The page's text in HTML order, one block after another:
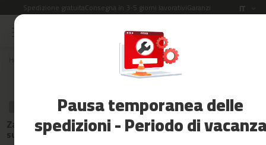
Pausa temporanea delle
spedizioni - Periodo di
Spedizione gratuitaConsegna in 3-5 giorni lavorativiGaranzia di 2 anni
Salta
al
Lingua
IT
Pilates
RECAMBIOS PADEL SURF
Zaino per paddle
surf HAENA
RICAMBIO
Sacca stagna
HAENA
RICAMBIO
Remo
HAENA